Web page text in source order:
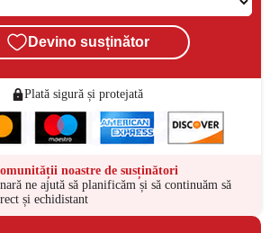
Devino susținător
Plată sigură și protejată
noastre de susținători
ne ajută să planificăm și să continuăm să
și echidistant